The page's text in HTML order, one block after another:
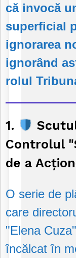
că invocă
superficial
ignorarea
ignorând
rolul
1.
Controlul
de a
O serie de
care
"Elena
încălcat în